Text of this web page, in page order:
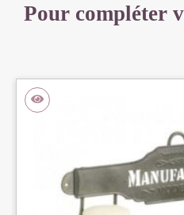
Pour compléter